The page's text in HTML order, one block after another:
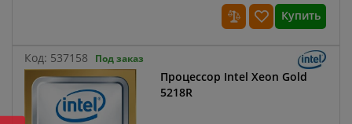
Купить
Код: 537158 Под заказ
Процессор Intel Xeon Gold
5218R